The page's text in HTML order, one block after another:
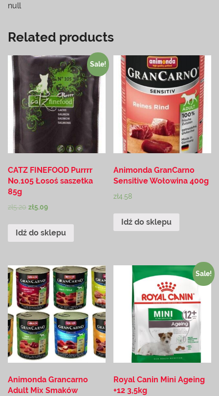
null
Related products
Sale!
CATZ FINEFOOD Purrrr
No.105 Łosoś saszetka
85g
zł5.20 zł5.09
Idź do sklepu
Animonda GranCarno
Sensitive Wołowina 400g
zł4.58
Idź do sklepu
Animonda Grancarno
Adult Mix Smaków
Sale!
Royal Canin Mini Ageing
+12 3,5kg